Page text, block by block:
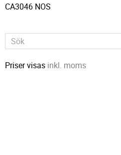
CA3046 NOS
Priser visas inkl. moms